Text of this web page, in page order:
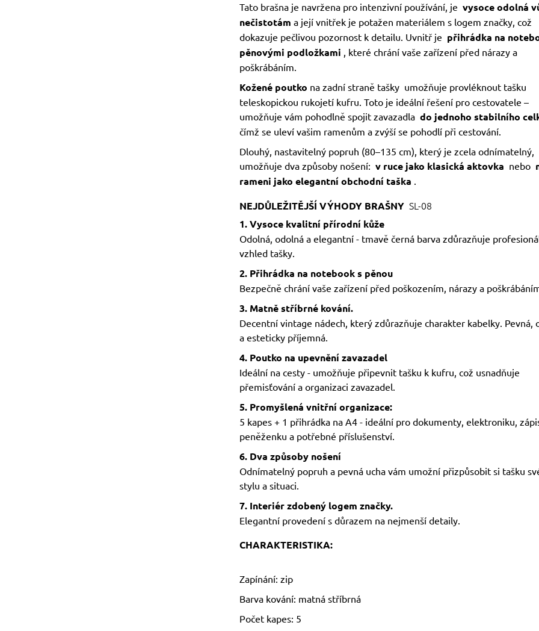
Tato brašna je navržena pro intenzivní používání, je vysoce odolná
nečistotám a její vnitřek je potažen materiálem s logem značky, což
dokazuje pečlivou pozornost k detailu. Uvnitř je přihrádka na
pěnovými podložkami , které chrání vaše zařízení před nárazy a
poškrábáním.
Kožené poutko na zadní straně tašky umožňuje provléknout tašku
teleskopickou rukojetí kufru. Toto je ideální řešení pro cestovatele –
umožňuje vám pohodlně spojit zavazadla do jednoho stabilního
čímž se uleví vašim ramenům a zvýší se pohodlí při cestování.
Dlouhý, nastavitelný popruh (80–135 cm), který je zcela odnímatelný,
umožňuje dva způsoby nošení: v ruce jako klasická aktovka nebo
rameni jako elegantní obchodní taška .
NEJDŮLEŽITĚJŠÍ VÝHODY BRAŠNY SL-08
1. Vysoce kvalitní přírodní kůže
Odolná, odolná a elegantní - tmavě černá barva zdůrazňuje
vzhled tašky.
2. Přihrádka na notebook s pěnou
Bezpečně chrání vaše zařízení před poškozením, nárazy a
3. Matně stříbrné kování.
Decentní vintage nádech, který zdůrazňuje charakter kabelky. Pevná,
a esteticky příjemná.
4. Poutko na upevnění zavazadel
Ideální na cesty - umožňuje připevnit tašku k kufru, což usnadňuje
přemisťování a organizaci zavazadel.
5. Promyšlená vnitřní organizace:
5 kapes + 1 přihrádka na A4 - ideální pro dokumenty, elektroniku,
peněženku a potřebné příslušenství.
6. Dva způsoby nošení
Odnímatelný popruh a pevná ucha vám umožní přizpůsobit si tašku
stylu a situaci.
7. Interiér zdobený logem značky.
Elegantní provedení s důrazem na nejmenší detaily.
CHARAKTERISTIKA:
Zapínání: zip
Barva kování: matná stříbrná
Počet kapes: 5